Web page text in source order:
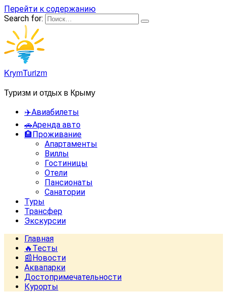
Перейти к содержанию
Search for:
KrymTurizm
Туризм и отдых в Крыму
✈️Авиабилеты
🚗Аренда авто
🏨Проживание
Апартаменты
Виллы
Гостиницы
Отели
Пансионаты
Санатории
Туры
Трансфер
Экскурсии
Главная
🔥Тесты
📰Новости
Аквапарки
Достопримечательности
Курорты